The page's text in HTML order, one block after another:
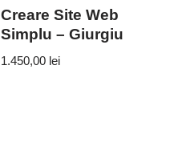
Creare Site Web
Simplu – Giurgiu
1.450,00 lei